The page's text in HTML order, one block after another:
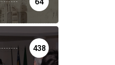
438